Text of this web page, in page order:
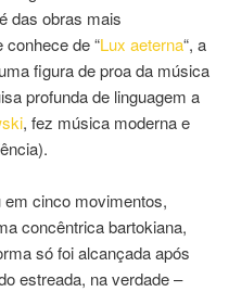
das obras mais
de “Lux aeterna“, a
figura de proa da música
profunda de linguagem a
, fez música moderna e
em cinco movimentos,
concêntrica bartokiana,
só foi alcançada após
estreada, na verdade –